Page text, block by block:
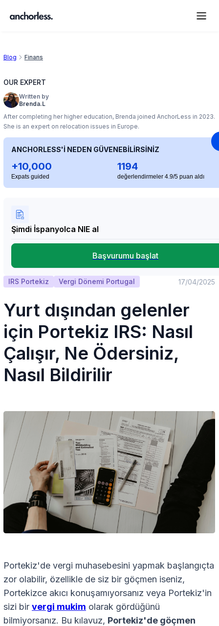
Blog Finans
OUR EXPERT
Written by
Brenda.L
After completing her higher education, Brenda joined AnchorLess in 2023.
She is an expert on relocation issues in Europe.
ANCHORLESS'İ NEDEN GÜVENEBİLİRSİNİZ
+10,000
Expats guided
1194
değerlendirmeler 4.9/5 puan aldı
Şimdi İspanyolca NIE al
Başvurumu başlat
IRS Portekiz Vergi Dönemi Portugal 17/04/2025
Yurt dışından gelenler
için Portekiz IRS: Nasıl
Çalışır, Ne Ödersiniz,
Nasıl Bildirilir
Portekiz'de vergi muhasebesini yapmak başlangıçta
zor olabilir, özellikle de siz bir göçmen iseniz,
Portekizce akıcı konuşamıyorsanız veya Portekiz'in
sizi bir vergi mukim olarak gördüğünü
bilmiyorsanız. Bu kılavuz, Portekiz'de göçmen